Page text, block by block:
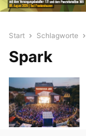
Start Schlagworte
Spark